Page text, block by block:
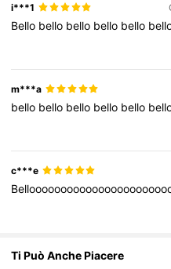
4.83 4.3M Follower
i***1
Bello bello bello bello bello
m***a
bello bello bello bello bello
c***e
Ti Può Anche Piacere